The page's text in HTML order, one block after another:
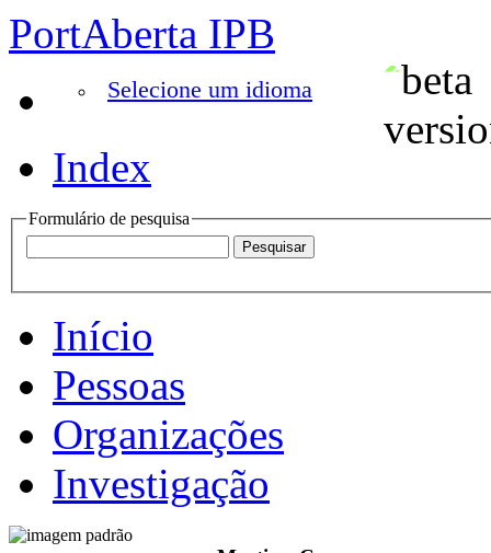
PortAberta IPB
Selecione um idioma
Index
Formulário de pesquisa
Início
Pessoas
Organizações
Investigação